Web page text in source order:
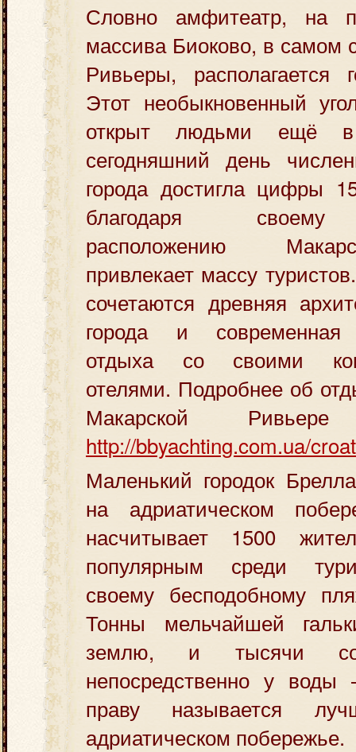
Словно амфитеатр, на
массива Биоково, в самом
Ривьеры, располагается
Этот необыкновенный
открыт людьми ещё
сегодняшний день
города достигла цифры
благодаря своему
расположению
привлекает массу
сочетаются древняя
города и современная
отдыха со своими
отелями. Подробнее об
Макарской
http://bbyachting.com.ua/
Маленький городок
на адриатическом
насчитывает 1500
популярным среди
своему бесподобному
Тонны мельчайшей
землю, и тысячи
непосредственно у
праву называется
адриатическом побережье.